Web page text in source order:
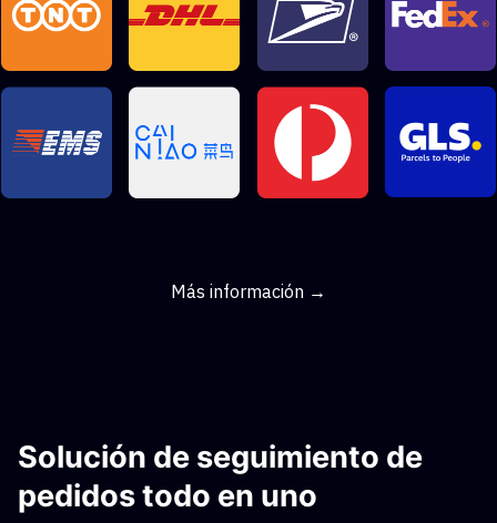
Más información →
Solución de seguimiento de
pedidos todo en uno